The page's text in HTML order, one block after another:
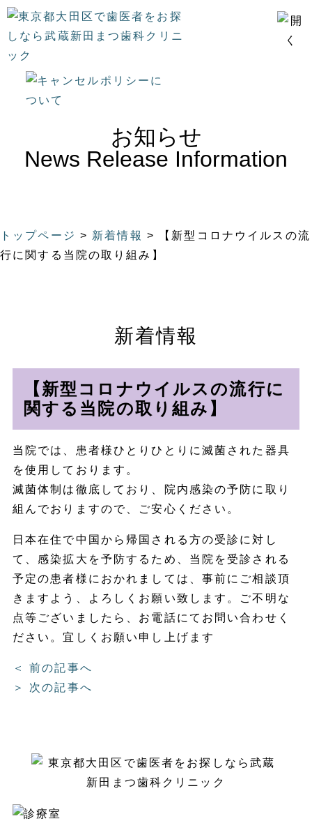
お知らせ
News Release Information
トップページ > 新着情報 >
【新型コロナウイルスの流
行に関する当院の取り組み】
新着情報
【新型コロナウイルスの流行に
関する当院の取り組み】
当院では、患者様ひとりひとりに滅菌された器具
を使用しております。
滅菌体制は徹底しており、院内感染の予防に取り
組んでおりますので、ご安心ください。
日本在住で中国から帰国される方の受診に対し
て、感染拡大を予防するため、当院を受診される
予定の患者様におかれましては、事前にご相談頂
きますよう、よろしくお願い致します。ご不明な
点等ございましたら、お電話にてお問い合わせく
ださい。宜しくお願い申し上げます
＜ 前の記事へ
＞ 次の記事へ